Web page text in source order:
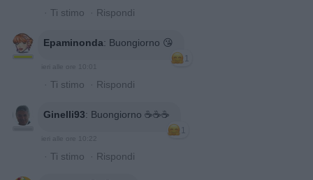
· Ti stimo · Rispondi
Epaminonda: Buongiorno 😘
1
· Ti stimo · Rispondi
Ginelli93: Buongiorno ☕️☕️☕️
1
· Ti stimo · Rispondi